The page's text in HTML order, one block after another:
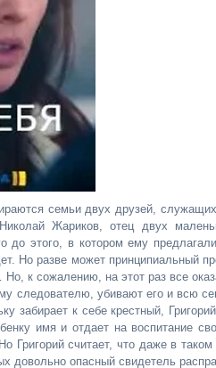
семьи двух друзей,
Жариков, отец двух
до этого, в котором ему
Но разве может принципиальный
к сожалению, на этот раз все
следователю, убивают его и всю
забирает к себе крестный,
имя и отдает на воспитание
Григорий считает, что даже в
довольно опасный свидетель